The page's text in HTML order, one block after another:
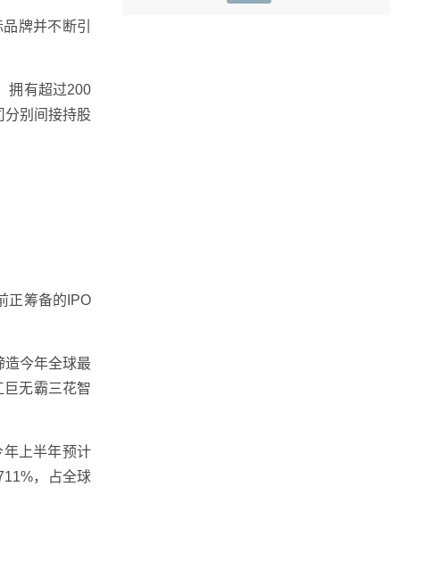
牌并不断引
拥有超过200
别间接持股
正筹备的IPO
造今年全球最
巨无霸三花智
上半年预计
，占全球